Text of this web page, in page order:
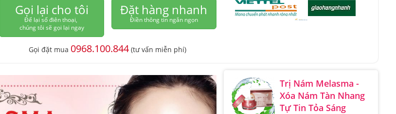
Gọi lại cho tôi
Để lại số điên thoại,
chúng tôi sẽ gọi lại ngay
Đặt hàng nhanh
Điền thông tin ngắn ngọn
Gọi đặt mua 0968.100.844 (tư vấn miễn phí)
Trị Nám Melasma -
Xóa Nám Tàn Nhang
Tự Tin Tỏa Sáng